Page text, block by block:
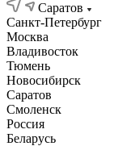
Саратов
Санкт-Петербург
Москва
Владивосток
Тюмень
Новосибирск
Саратов
Смоленск
Россия
Беларусь